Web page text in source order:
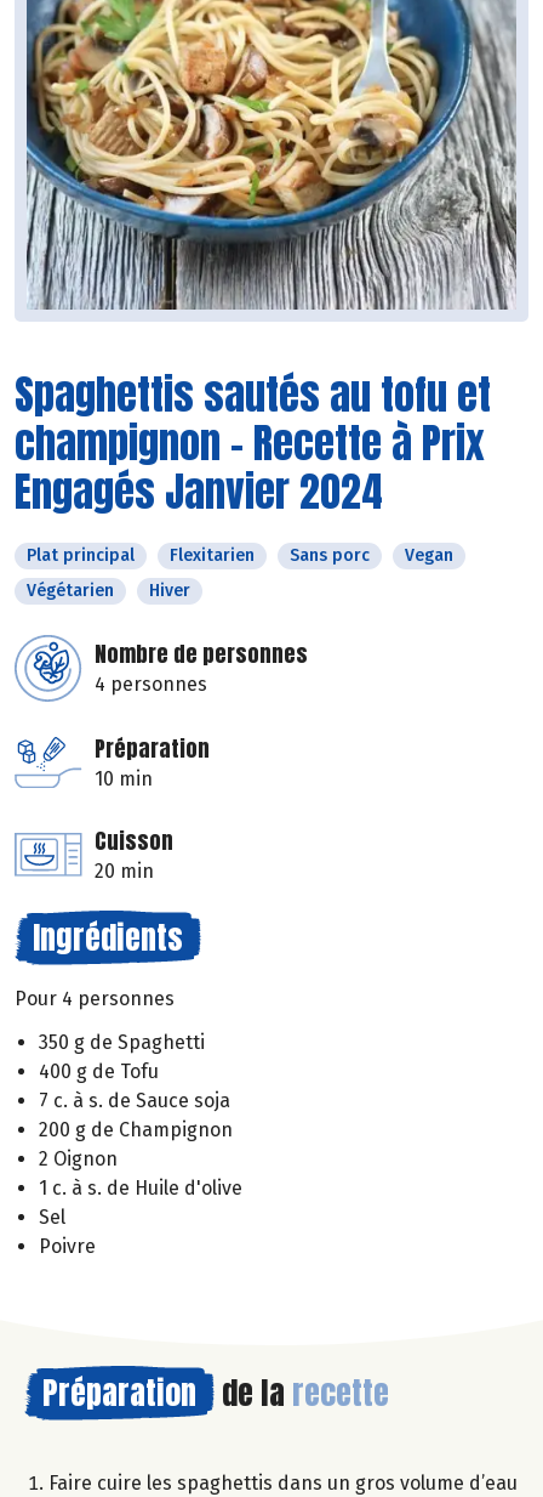
Spaghettis sautés au tofu et
champignon - Recette à Prix
Engagés Janvier 2024
Plat principal Flexitarien Sans porc
Vegan
Végétarien
Hiver
Nombre de personnes
4 personnes
Préparation
10 min
Cuisson
20 min
Ingrédients
Pour 4 personnes
350 g de Spaghetti
400 g de Tofu
7 c. à s. de Sauce soja
200 g de Champignon
2 Oignon
1 c. à s. de Huile d'olive
Sel
Poivre
Préparation de la recette
Faire cuire les spaghettis dans un gros volume d’eau